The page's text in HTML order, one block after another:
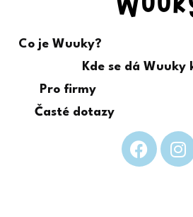
Co je Wuuky?
Kde se dá Wuuky
Pro firmy
Časté dotazy